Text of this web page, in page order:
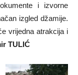
i izvorne
izgled džamije.
vrijedna atrakcija i
TULIĆ